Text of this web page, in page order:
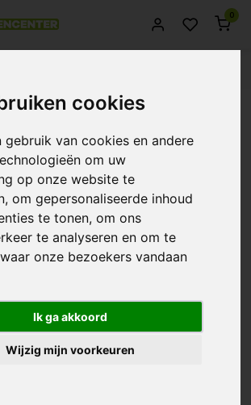
cookies
gebruik van cookies en andere
om uw
op onze website te
om gepersonaliseerde inhoud
te tonen, om ons
te analyseren en om te
onze bezoekers vandaan
Ik ga akkoord
Wijzig mijn voorkeuren
0
30cm 50w - Floor fan
(0 Reviews) Compare